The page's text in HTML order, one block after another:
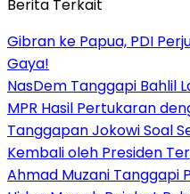
Berita Terkait
Gibran ke Papua, PDI
Gaya!
NasDem Tanggapi Bahlil
MPR Hasil Pertukaran
Tanggapan Jokowi Soal
Kembali oleh Presiden
Ahmad Muzani Tanggapi